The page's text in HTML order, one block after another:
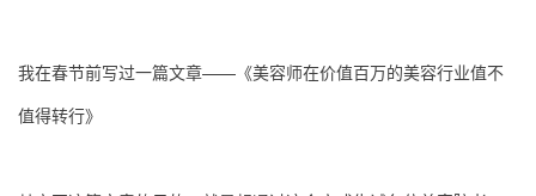
我在春节前写过一篇文章—— 《美容师在价值百万的美容行业值不
值得转行》